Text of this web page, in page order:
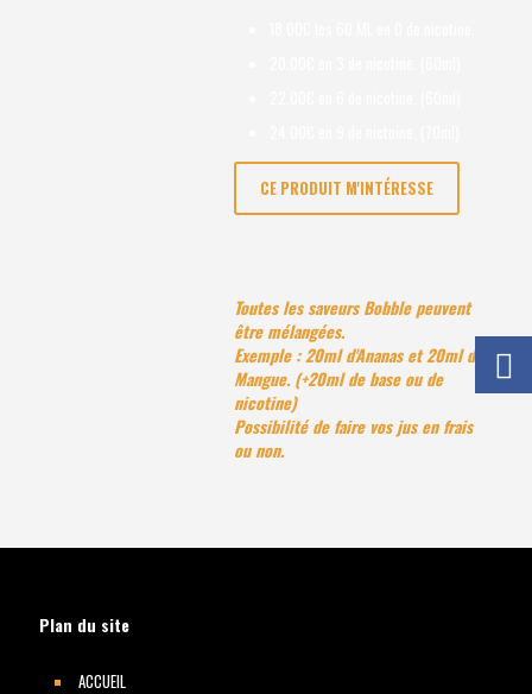
CE PRODUIT M'INTÉRESSE
Toutes les saveurs Bobble peuvent
être mélangées.
Exemple : 20ml d'Ananas et 20ml de
Mangue. (+20ml de base ou de
nicotine)
Possibilité de faire vos jus en frais
ou non.
Plan du site
ACCUEIL